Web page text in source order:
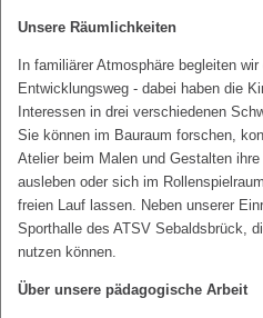
Unsere Räumlichkeiten
In familiärer Atmosphäre begleiten
Entwicklungsweg - dabei haben die
Interessen in drei verschiedenen
Sie können im Bauraum forschen,
Atelier beim Malen und Gestalten
ausleben oder sich im
freien Lauf lassen. Neben unserer
Sporthalle des ATSV Sebaldsbrück,
nutzen können.
Über unsere pädagogische Arbeit